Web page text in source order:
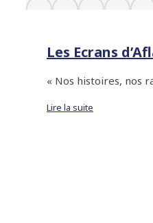
Les Ecrans
« Nos histoires, nos
Lire la suite